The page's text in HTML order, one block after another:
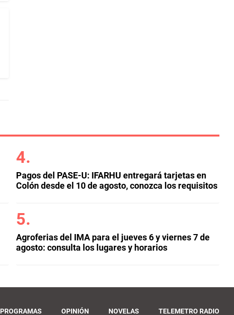
Pagos del PASE-U: IFARHU entregará tarjetas en
Colón desde el 10 de agosto, conozca los requisitos
Agroferias del IMA para el jueves 6 y viernes 7 de
agosto: consulta los lugares y horarios
PROGRAMAS OPINIÓN NOVELAS TELEMETRO RADIO